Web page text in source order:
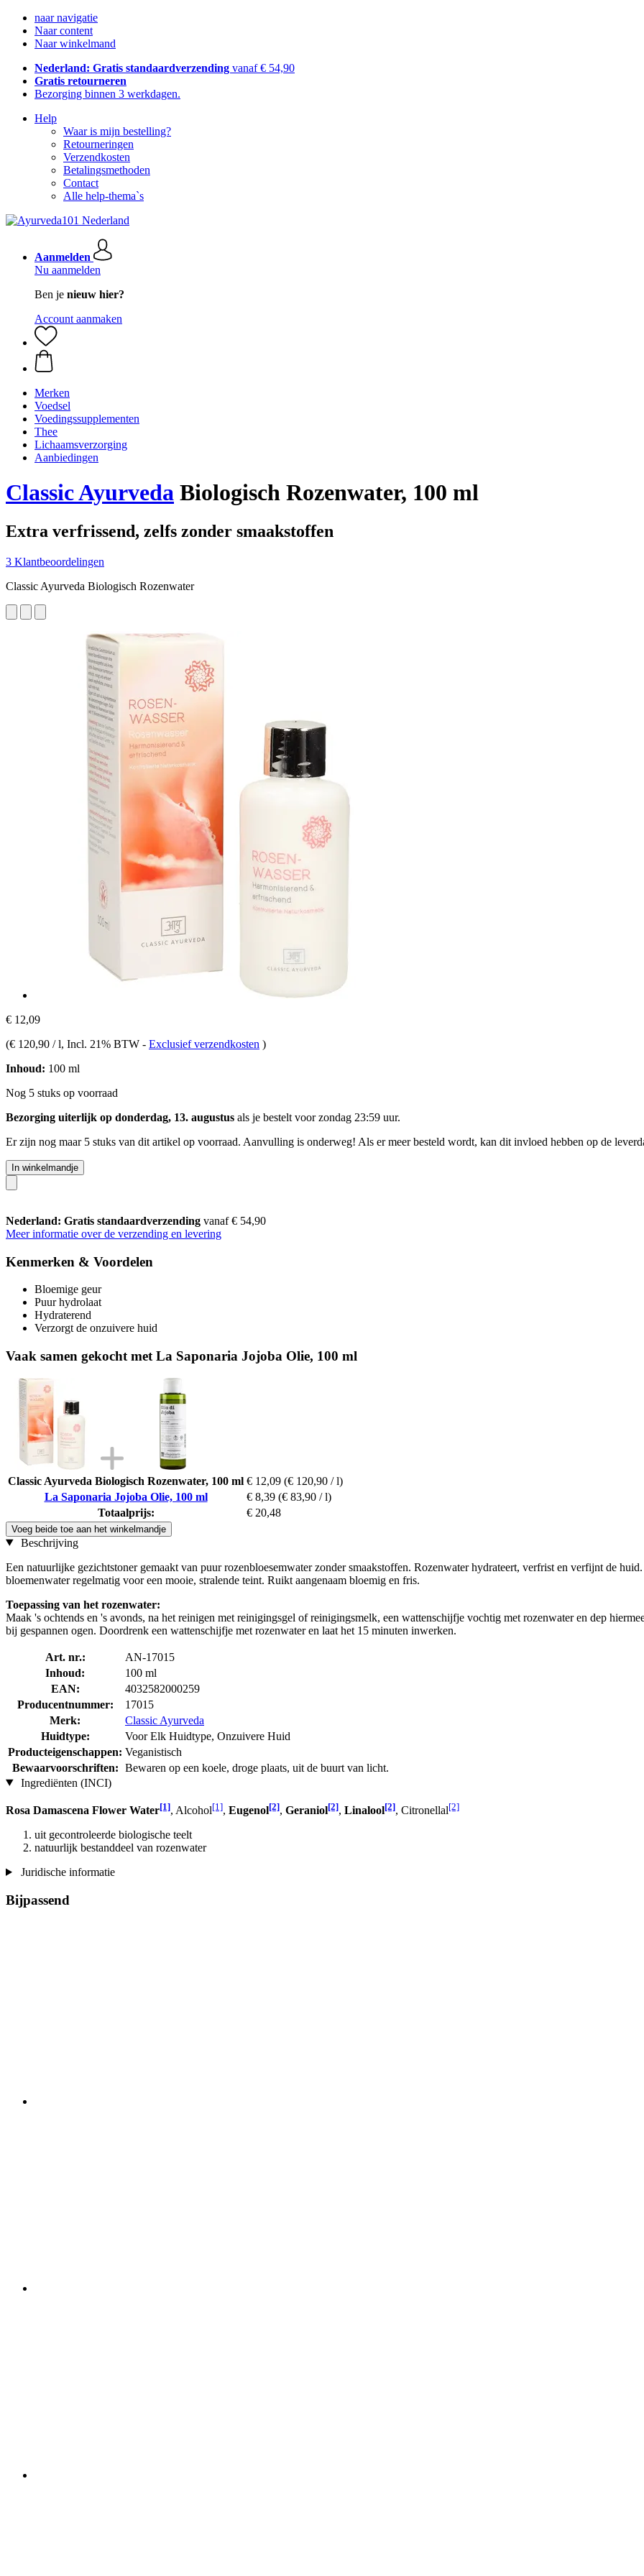
naar navigatie
Naar content
Naar winkelmand
Nederland: Gratis standaardverzending vanaf € 54,90
Gratis retourneren
Bezorging binnen 3 werkdagen.
Help
Waar is mijn bestelling?
Retourneringen
Verzendkosten
Betalingsmethoden
Contact
Alle help-thema`s
Aanmelden
Nu aanmelden
Ben je nieuw hier?
Account aanmaken
Merken
Voedsel
Voedingssupplementen
Thee
Lichaamsverzorging
Aanbiedingen
Classic Ayurveda Biologisch Rozenwater, 100 ml
Extra verfrissend, zelfs zonder smaakstoffen
3 Klantbeoordelingen
Classic Ayurveda Biologisch Rozenwater
€ 12,09
(€ 120,90 / l, Incl. 21% BTW - Exclusief verzendkosten )
Inhoud: 100 ml
Nog 5 stuks op voorraad
Bezorging uiterlijk op donderdag, 13. augustus als je bestelt voorzondag 23:59 uur.
Er zijn nog maar 5 stuks van dit artikel op voorraad. Aanvulling is onderweg! Als er meer besteld wordt, kan dit invloed hebben op de
In winkelmandje
Nederland: Gratis standaardverzending vanaf € 54,90
Meer informatie over de verzending en levering
Kenmerken & Voordelen
Bloemige geur
Puur hydrolaat
Hydraterend
Verzorgt de onzuivere huid
Vaak samen gekocht met La Saponaria Jojoba Olie, 100 ml
Classic Ayurveda Biologisch Rozenwater, 100 ml € 12,09 (€ 120,90 / l)
La Saponaria Jojoba Olie, 100 ml
€ 8,39 (€ 83,90 / l)
Totaalprijs:
€ 20,48
Voeg beide toe aan het winkelmandje
Beschrijving
Een natuurlijke gezichtstoner gemaakt van puur rozenbloesemwater zonder smaakstoffen. Rozenwater hydrateert, verfrist en verfijnt de
bloemenwater regelmatig voor een mooie, stralende teint. Ruikt aangenaam bloemig en fris.
Toepassing van het rozenwater:
Maak 's ochtends en 's avonds, na het reinigen met reinigingsgel of reinigingsmelk, een wattenschijfje vochtig met rozenwater en dep
bij gespannen ogen. Doordrenk een wattenschijfje met rozenwater en laat het 15 minuten inwerken.
Art. nr.:
AN-17015
Inhoud:
100 ml
EAN:
4032582000259
Producentnummer:
17015
Merk:
Classic Ayurveda
Huidtype:
Voor Elk Huidtype, Onzuivere Huid
Producteigenschappen: Veganistisch
Bewaarvoorschriften: Bewaren op een koele, droge plaats, uit de buurt van licht.
Ingrediënten (INCI)
Rosa Damascena Flower Water[1], Alcohol[1], Eugenol[2], Geraniol[2], Linalool[2], Citronellal[2]
uit gecontroleerde biologische teelt
natuurlijk bestanddeel van rozenwater
Juridische informatie
Bijpassend